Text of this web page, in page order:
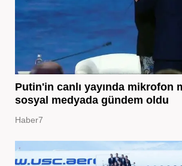
Putin'in canlı yayında mikrofon
sosyal medyada gündem oldu
Haber7